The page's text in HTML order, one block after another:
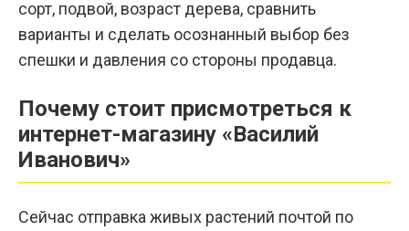
сорт, подвой, возраст дерева, сравнить
варианты и сделать осознанный выбор без
спешки и давления со стороны продавца.
Почему стоит присмотреться к
интернет-магазину «Василий
Иванович»
Сейчас отправка живых растений почтой по